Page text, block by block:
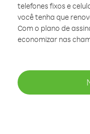
telefones fixos e
você tenha que
Com o plano de
economizar nas